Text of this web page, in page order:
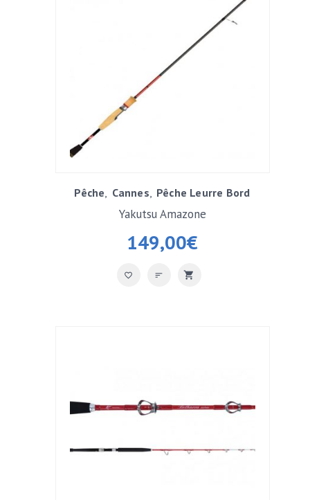
Pêche Cannes Pêche Leurre Bord
149,00€
Yakutsu Amazone